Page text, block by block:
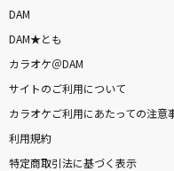
DAM
DAM★とも
カラオケ＠DAM
サイトのご利用について
カラオケご利用にあたっての注意
利用規約
特定商取引法に基づく表示